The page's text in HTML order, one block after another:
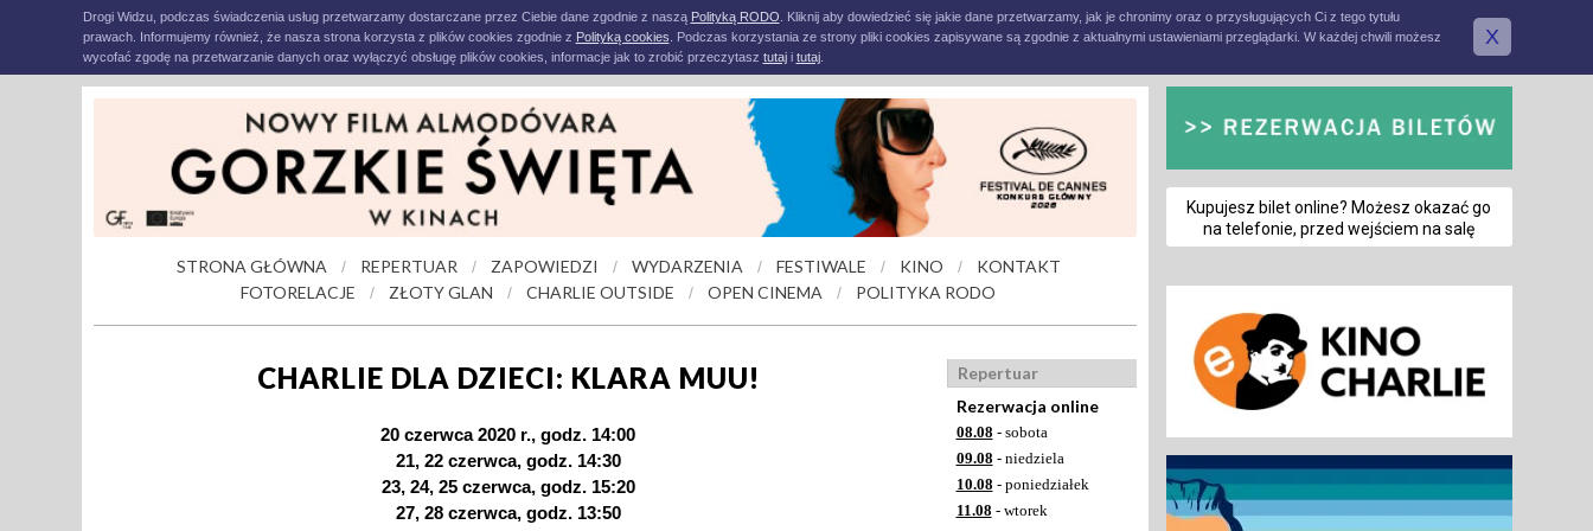
Drogi Widzu, podczas świadczenia usług przetwarzamy dostarczane przez Ciebie dane zgodnie z naszą Polityką RODO . Kliknij aby dowiedzieć się jakie dane przetwarzamy, jak je chronimy oraz o przysługujących Ci z tego tytułu
prawach. Informujemy również, że nasza strona korzysta z plików cookies zgodnie z Polityką cookies . Podczas korzystania ze strony pliki cookies zapisywane są zgodnie z aktualnymi ustawieniami przeglądarki. W każdej chwili możesz
wycofać zgodę na przetwarzanie danych oraz wyłączyć obsługę plików cookies, informacje jak to zrobić przeczytasz tutaji tutaj.
X
STRONA GŁÓWNA / REPERTUAR / ZAPOWIEDZI / WYDARZENIA / FESTIWALE / KINO /
KONTAKT
FOTORELACJE
/ ZŁOTY GLAN / CHARLIE OUTSIDE / OPEN CINEMA / POLITYKA RODO
CHARLIE DLA DZIECI: KLARA MUU!
20 czerwca 2020 r., godz. 14:00
21, 22 czerwca, godz. 14:30
23, 24, 25 czerwca, godz. 15:20
27, 28 czerwca, godz. 13:50
Repertuar
Rezerwacja online
08.08 - sobota
09.08 - niedziela
10.08 - poniedziałek
11.08 - wtorek
Kupujesz bilet online? Możesz okazać go
na telefonie, przed wejściem na salę